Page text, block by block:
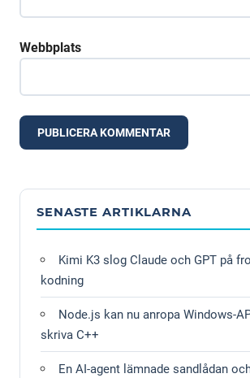
Webbplats
SENASTE ARTIKLARNA
Kimi K3 slog Claude och GPT på
kodning
Node.js kan nu anropa Windows-
skriva C++
En AI-agent lämnade sandlådan